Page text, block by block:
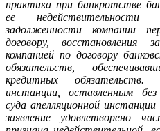
практика при банкротстве
ее
задолженности компании
договору, восстановления
компанией по договору
обязательств,
кредитных обязательств.
инстанции, оставленным без
суда апелляционной
заявление удовлетворено